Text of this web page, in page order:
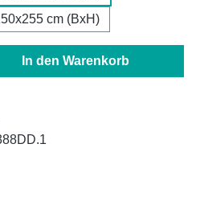
cm (BxH)
den gewünschten
In den Warenkorb